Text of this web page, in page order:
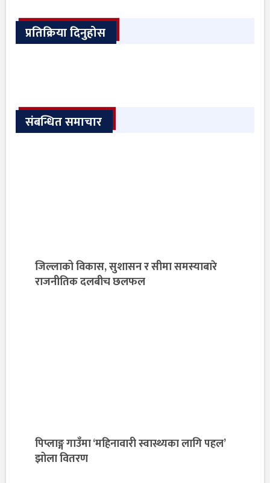
प्रतिक्रिया दिनुहोस
संबन्धित समाचार
जिल्लाको विकास, सुशासन र सीमा समस्याबारे
राजनीतिक दलबीच छलफल
पिप्लाङ्ग गाउँमा ‘महिनावारी स्वास्थ्यका लागि पहल’
झोला वितरण